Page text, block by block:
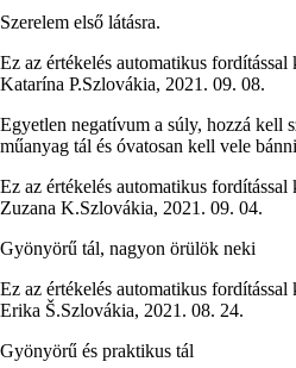
Szerelem első látásra.
Ez az értékelés automatikus fordítással
Katarína P.Szlovákia, 2021. 09. 08.
Egyetlen negatívum a súly, hozzá kell
műanyag tál és óvatosan kell vele
Ez az értékelés automatikus fordítással
Zuzana K.Szlovákia, 2021. 09. 04.
Gyönyörű tál, nagyon örülök neki
Ez az értékelés automatikus fordítással
Erika Š.Szlovákia, 2021. 08. 24.
Gyönyörű és praktikus tál